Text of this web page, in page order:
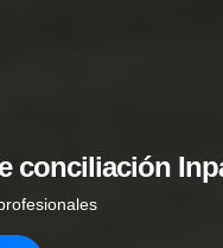
conciliación